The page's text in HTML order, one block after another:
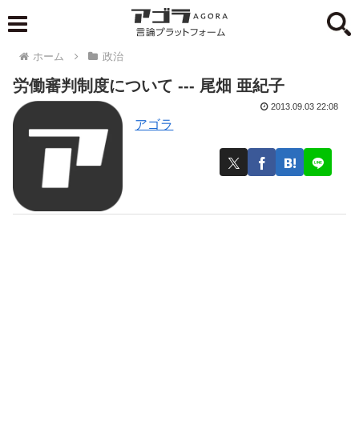
ホーム 政治
労働審判制度について --- 尾畑 亜紀子
アゴラ
2013.09.03 22:08